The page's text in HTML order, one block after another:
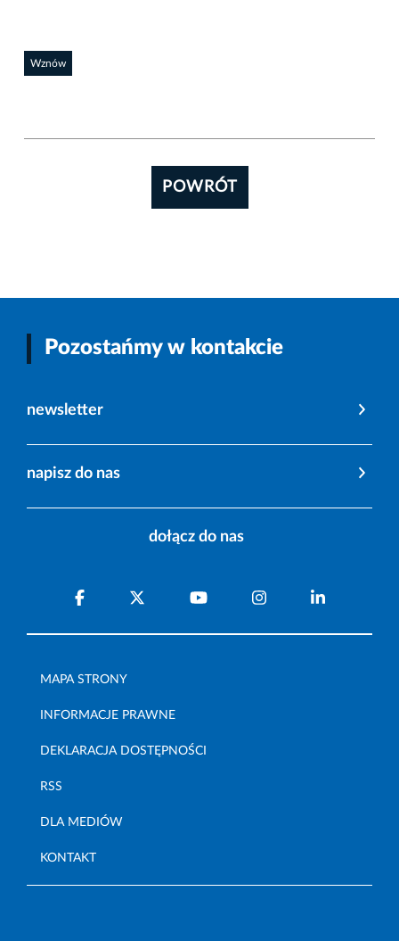
Wznów
POWRÓT
Pozostańmy w kontakcie
newsletter
napisz do nas
dołącz do nas
MAPA STRONY
INFORMACJE PRAWNE
DEKLARACJA DOSTĘPNOŚCI
RSS
DLA MEDIÓW
KONTAKT